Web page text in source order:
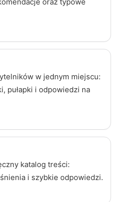
w jednym miejscu:
pułapki i odpowiedzi na
katalog treści:
i szybkie odpowiedzi.